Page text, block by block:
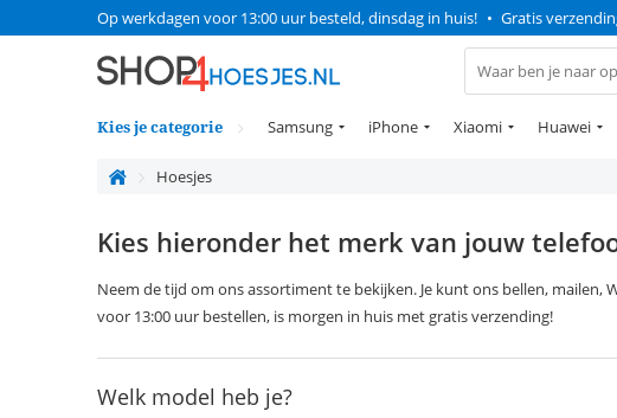
Op werkdagen voor 13:00 uur besteld, dinsdag in huis! • Gratis
Kies je categorie Samsung iPhone Xiaomi Huawei
Hoesjes
Kies hieronder het merk van jouw
Neem de tijd om ons assortiment te bekijken. Je kunt ons bellen, mailen,
voor 13:00 uur bestellen, is morgen in huis met gratis verzending!
Welk model heb je?